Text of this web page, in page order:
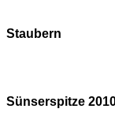
Staubern
Sünserspitze